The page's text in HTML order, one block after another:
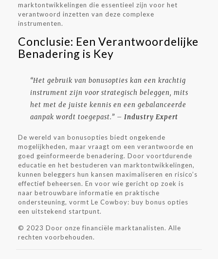
marktontwikkelingen die essentieel zijn voor het
verantwoord inzetten van deze complexe
instrumenten.
Conclusie: Een Verantwoordelijke
Benadering is Key
“Het gebruik van bonusopties kan een krachtig
instrument zijn voor strategisch beleggen, mits
het met de juiste kennis en een gebalanceerde
aanpak wordt toegepast.” – Industry Expert
De wereld van bonusopties biedt ongekende
mogelijkheden, maar vraagt om een verantwoorde en
goed geïnformeerde benadering. Door voortdurende
educatie en het bestuderen van marktontwikkelingen,
kunnen beleggers hun kansen maximaliseren en risico’s
effectief beheersen. En voor wie gericht op zoek is
naar betrouwbare informatie en praktische
ondersteuning, vormt Le Cowboy: buy bonus opties
een uitstekend startpunt.
© 2023 Door onze financiële marktanalisten. Alle
rechten voorbehouden.